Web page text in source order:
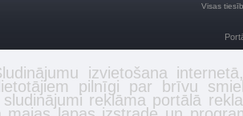
Visas
izvietošana
pilnīgi par brīvu
reklāma portālā